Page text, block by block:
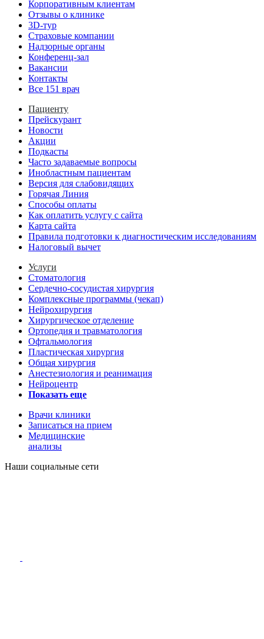
Корпоративным клиентам
Отзывы о клинике
3D-тур
Страховые компании
Надзорные органы
Конференц-зал
Вакансии
Контакты
Все 151 врач
Пациенту
Прейскурант
Новости
Акции
Подкасты
Часто задаваемые вопросы
Инобластным пациентам
Версия для слабовидящих
Горячая Линия
Способы оплаты
Как оплатить услугу с сайта
Карта сайта
Правила подготовки к диагностическим исследованиям
Налоговый вычет
Услуги
Стоматология
Сердечно-сосудистая хирургия
Комплексные программы (чекап)
Нейрохирургия
Хирургическое отделение
Ортопедия и травматология
Офтальмология
Пластическая хирургия
Общая хирургия
Анестезиология и реанимация
Нейроцентр
Показать еще
Врачи клиники
Записаться на прием
Медицинские
анализы
Наши социальные сети